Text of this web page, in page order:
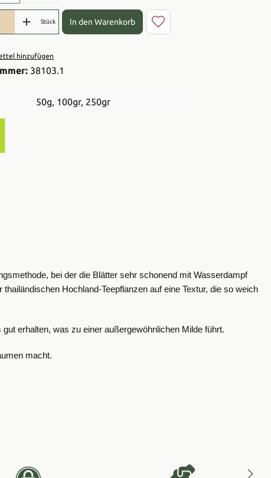
Gib den gewünschten Wert ein oder benutze die
Stück In den Warenkorb
hinzufügen
38103.1
50g, 100gr, 250gr
bei der die Blätter sehr schonend mit Wasserdampf
Hochland-Teepflanzen auf eine Textur, die so weich
erhalten, was zu einer außergewöhnlichen Milde führt.
macht.